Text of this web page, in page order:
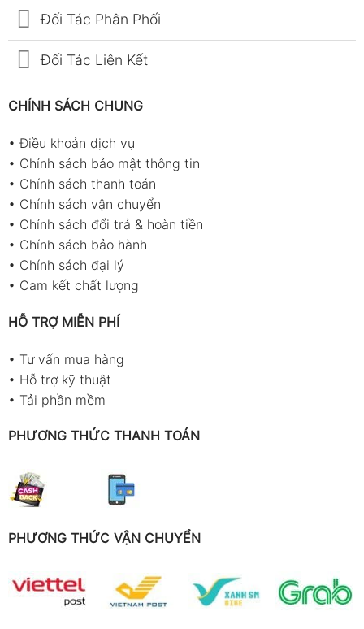
Đối Tác Phân Phối
Đối Tác Liên Kết
CHÍNH SÁCH CHUNG
•Điều khoản dịch vụ
• Chính sách bảo mật thông tin
• Chính sách thanh toán
• Chính sách vận chuyển
• Chính sách đổi trả & hoàn tiền
• Chính sách bảo hành
• Chính sách đại lý
• Cam kết chất lượng
HỖ TRỢ MIỄN PHÍ
• Tư vấn mua hàng
• Hỗ trợ kỹ thuật
• Tải phần mềm
PHƯƠNG THỨC THANH TOÁN
PHƯƠNG THỨC VẬN CHUYỂN